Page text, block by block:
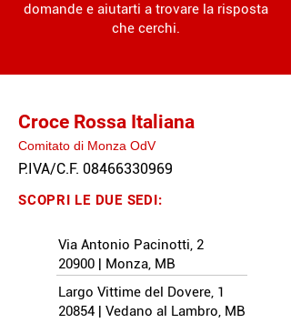
domande e aiutarti a trovare la risposta
che cerchi.
Croce Rossa Italiana
Comitato di Monza OdV
P.IVA/C.F. 08466330969
SCOPRI LE DUE SEDI:
Via Antonio Pacinotti, 2
20900 | Monza, MB
Largo Vittime del Dovere, 1
20854 | Vedano al Lambro, MB